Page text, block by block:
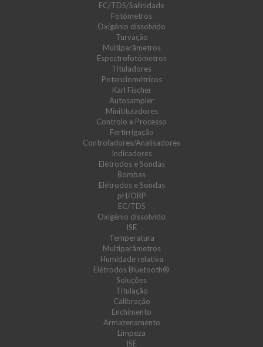
EC/TDS/Salinidade
Fotómetros
Oxigénio dissolvido
Turvação
Multiparâmetros
Espectrofotómetros
Tituladores
Potenciométricos
Karl Fischer
Autosampler
Minitituladores
Controlo e Processo
Fertirrigação
Controladores/Analisadores
Indicadores
Elétrodos e Sondas
Bombas
Elétrodos e Sondas
pH/ORP
EC/TDS
Oxigénio dissolvido
ISE
Temperatura
Multiparâmetros
Humidade relativa
Elétrodos Bluetooth®
Soluções
Titulação
Calibração
Enchimento
Armazenamento
Limpeza
ISE